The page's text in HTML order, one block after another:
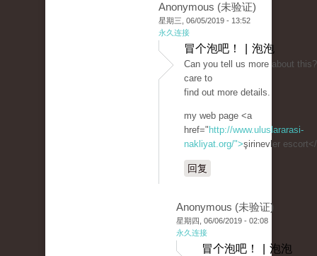
Anonymous (未验证)
星期三, 06/05/2019 - 13:52
永久连接
冒个泡吧！ | 泡泡
Can you tell us more about
care to
find out more details.
my web page <a
href=" http://www.uluslararasi-
nakliyat.org/">şirinevler
回复
Anonymous (未验证)
星期四, 06/06/2019 - 02:08
永久连接
冒个泡吧！ | 泡泡